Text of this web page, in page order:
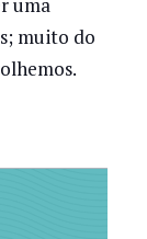
muito do